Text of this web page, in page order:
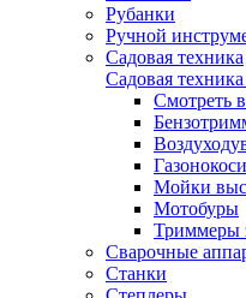
Рубанки
Ручной
Садовая техника
Садовая техника
Смотреть
Мойки
Мотобуры
Триммеры
Сварочные
Станки